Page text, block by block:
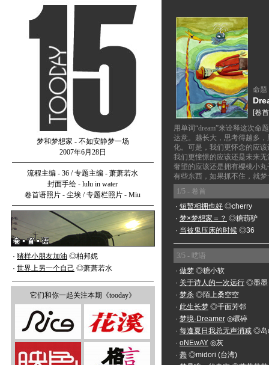
梦和梦想家 - 不如安静梦一场
2007年6月28日
流程主编 - 36 / 专题主编 - 萧萧若水
封面手绘 - lulu in water
卷首语照片 - 尘埃 / 专题栏照片 - Miu
· 猪样小朋友加油 ◎柏邦妮
· 世界上另一个自己 ◎萧萧若水
它们和你一起关注本期《tooday》
命题
[卷
用单词“dream”来诠释这次命
达意。越长大，思考得越多
化。可是，我们更怀念的应
我们更憧憬的应该还是未来
奢望的应该还是拥有樱桃小
有些东西，如果抓不住，就梦
1/5 - 卷首
· 短暂相拥也好 ◎cherry
· 梦×梦想家＝？ ◎糖葫驴
· 当被鬼压床的时候 ◎36
3/5 - 呓语
· 做梦 ◎糖小软
· 关于诗人的一次远行 ◎墨墨
· 梦杀 ◎陌上桑空空
· 此生长梦 ◎千面芳邻
· 梦境·Dreamer ◎碾碎
· 每逢夏日我总无声消减 ◎岛
· oNEwAY ◎灰
· 薨 ◎midori (台湾)